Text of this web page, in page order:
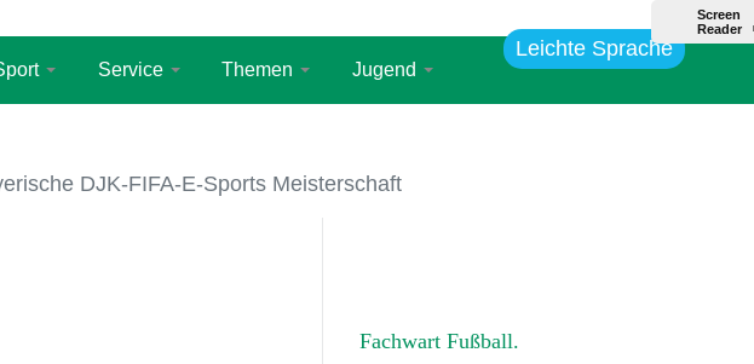
Leichte Sprache
Service Themen Jugend
DJK-FIFA-E-Sports Meisterschaft
Fachwart Fußball